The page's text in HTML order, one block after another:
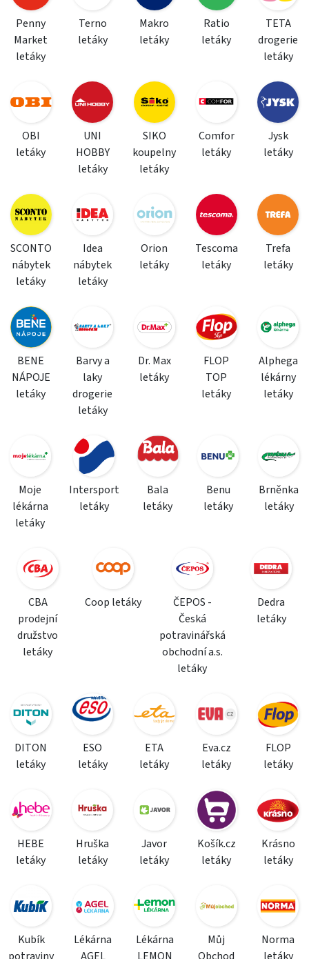
Penny
Market
letáky
Terno
letáky
Makro
letáky
Ratio
letáky
TETA
drogerie
letáky
OBI
letáky
UNI
HOBBY
letáky
SIKO
koupelny
letáky
Comfor
letáky
Jysk
letáky
SCONTO
nábytek
letáky
Idea
nábytek
letáky
Orion
letáky
Tescoma
letáky
Trefa
letáky
BENE
NÁPOJE
letáky
Barvy a
laky
drogerie
letáky
Dr. Max
letáky
FLOP
TOP
letáky
Alphega
lékárny
letáky
Moje
lékárna
letáky
Intersport
letáky
Bala
letáky
Benu
letáky
Brněnka
letáky
CBA
prodejní
družstvo
letáky
Coop letáky
ČEPOS -
Česká
potravinářská
obchodní a.s.
letáky
Dedra
letáky
DITON
letáky
ESO
letáky
ETA
letáky
Eva.cz
letáky
FLOP
letáky
HEBE
letáky
Hruška
letáky
Javor
letáky
Košík.cz
letáky
Krásno
letáky
Kubík
Lékárna
Lékárna
Můj
Norma